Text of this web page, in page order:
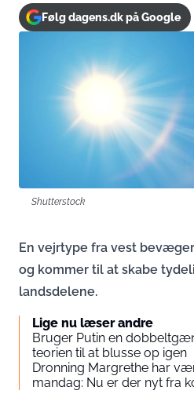
Følg dagens.dk på Google
Shutterstock
En vejrtype fra vest
og kommer til at skabe
landsdelene.
Lige nu læser andre
Bruger Putin en
teorien til at blusse op igen
Dronning Margrethe har
mandag: Nu er der nyt fra